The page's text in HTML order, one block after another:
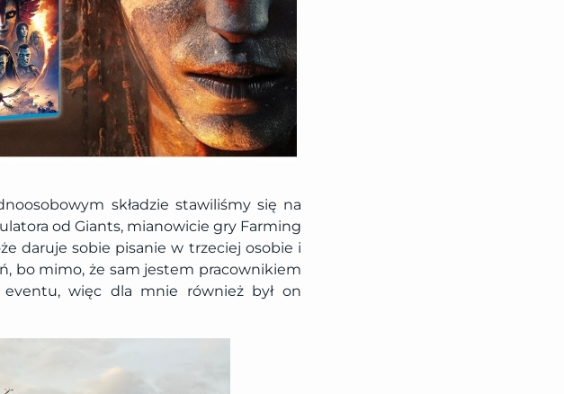
składzie stawiliśmy się na
od Giants, mianowicie gry Farming
daruje sobie pisanie w trzeciej osobie i
bo mimo, że sam jestem pracownikiem
więc dla mnie również był on